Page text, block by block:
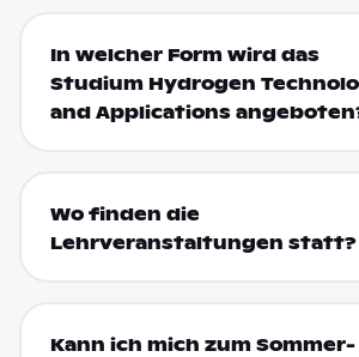
In welcher Form wird das
Studium Hydrogen
and Applications
Wo finden die
Lehrveranstaltungen statt?
Kann ich mich zum Sommer-